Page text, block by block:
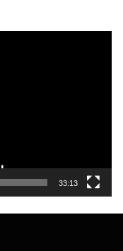
33:13